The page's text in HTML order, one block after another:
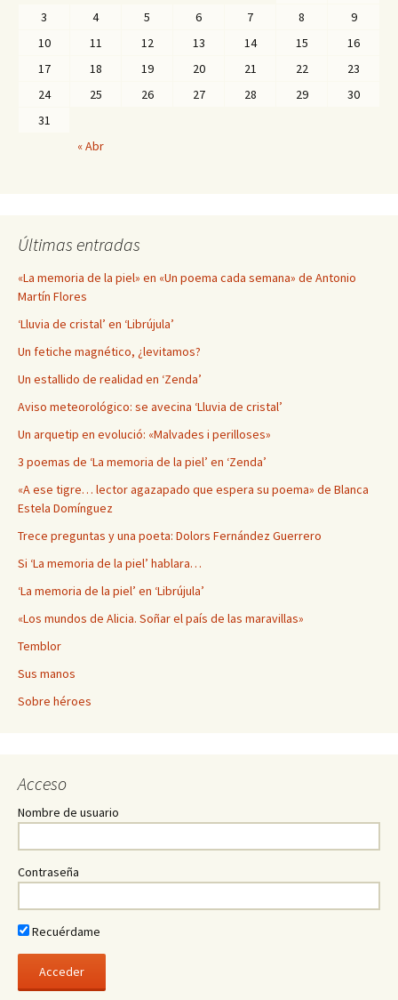
3
4 5 6 7 8
9
10
11 12 13 14 15
16
17
18 19 20 21 22
23
24
25 26 27 28 29
30
31
« Abr
Últimas entradas
«La memoria de la piel» en «Un poema cada semana» de Antonio
Martín Flores
‘Lluvia de cristal’ en ‘Librújula’
Un fetiche magnético, ¿levitamos?
Un estallido de realidad en ‘Zenda’
Aviso meteorológico: se avecina ‘Lluvia de cristal’
Un arquetip en evolució: «Malvades i perilloses»
3 poemas de ‘La memoria de la piel’ en ‘Zenda’
«A ese tigre… lector agazapado que espera su poema» de Blanca
Estela Domínguez
Trece preguntas y una poeta: Dolors Fernández Guerrero
Si ‘La memoria de la piel’ hablara…
‘La memoria de la piel’ en ‘Librújula’
«Los mundos de Alicia. Soñar el país de las maravillas»
Temblor
Sus manos
Sobre héroes
Acceso
Nombre de usuario
Contraseña
Recuérdame